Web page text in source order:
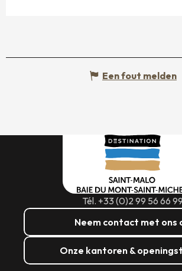
Een fout melden
Tél. +33 (0)2 99 56 66 99
Neem contact met ons
Onze kantoren &